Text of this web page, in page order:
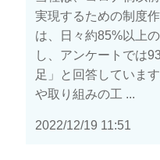
実現するための制度
は、日々約85%以上
し、アンケートでは
足」と回答していま
や取り組みの工 ...
2022/12/19 11:51